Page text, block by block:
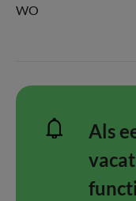
WO
Als